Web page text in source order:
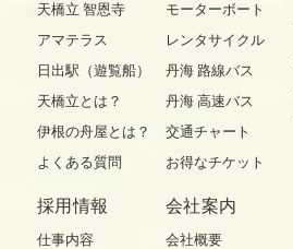
天橋立 智恩寺
アマテラス
日出駅（遊覧船）
天橋立とは？
伊根の舟屋とは？
よくある質問
モーターボート
レンタサイクル
丹海 路線バス
丹海 高速バス
交通チャート
お得なチケット
採用情報
仕事内容
会社案内
会社概要